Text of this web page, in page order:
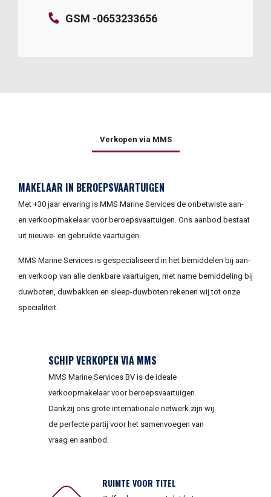
GSM -0653233656
Verkopen via MMS
MAKELAAR IN BEROEPSVAARTUIGEN
Met +30 jaar ervaring is MMS Marine Services de onbetwiste aan-
en verkoopmakelaar voor beroepsvaartuigen. Ons aanbod bestaat
uit nieuwe- en gebruikte vaartuigen.
MMS Marine Services is gespecialiseerd in het bemiddelen bij aan-
en verkoop van alle denkbare vaartuigen, met name bemiddeling bij
duwboten, duwbakken en sleep-duwboten rekenen wij tot onze
specialiteit.
SCHIP VERKOPEN VIA MMS
MMS Marine Services BV is de ideale
verkoopmakelaar voor beroepsvaartuigen.
Dankzij ons grote internationale netwerk zijn wij
de perfecte partij voor het samenvoegen van
vraag en aanbod.
RUIMTE VOOR TITEL